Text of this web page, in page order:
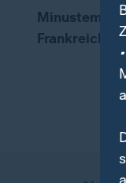
00:17 03:25
Frankreich